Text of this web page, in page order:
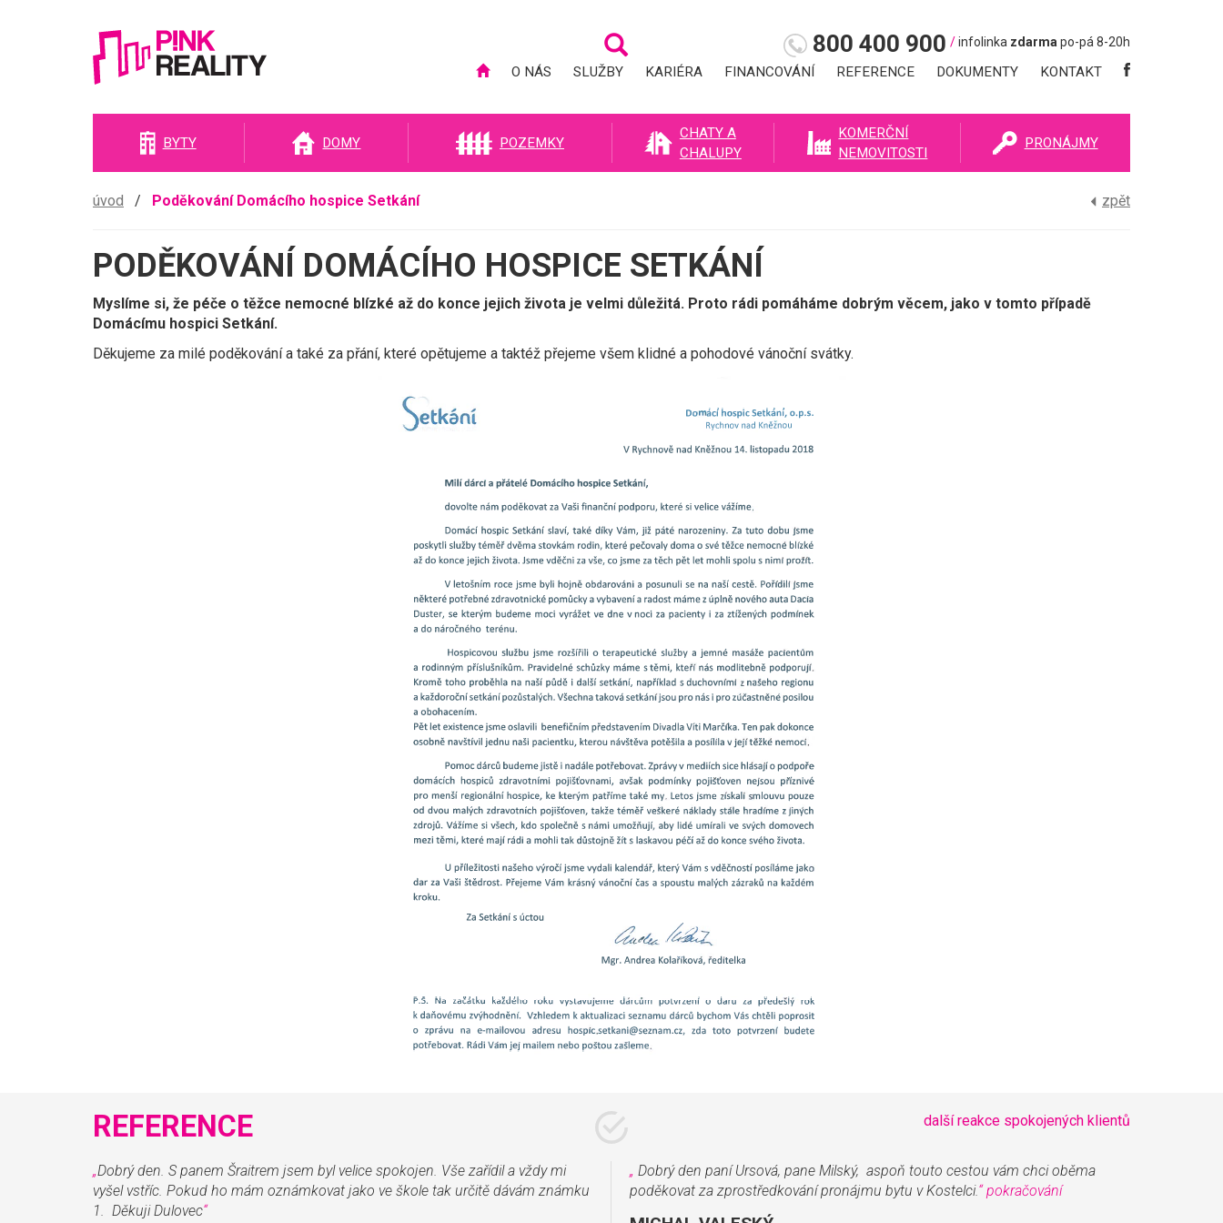
Pink
reality
800 400 900 /infolinka zdarma po-pá 8-20h
O NÁS SLUŽBY KARIÉRA FINANCOVÁNÍ REFERENCE DOKUMENTY KONTAKT
BYTY DOMY POZEMKY
CHATY A
CHALUPY
KOMERČNÍ
NEMOVITOSTI
PRONÁJMY
zpět
úvod / Poděkování Domácího hospice Setkání
PODĚKOVÁNÍ DOMÁCÍHO HOSPICE SETKÁNÍ
Myslíme si, že péče o těžce nemocné blízké až do konce jejich života je velmi důležitá. Proto rádi pomáháme dobrým věcem, jako v tomto případě
Domácímu hospici Setkání.
Děkujeme za milé poděkování a také za přání, které opětujeme a taktéž přejeme všem klidné a pohodové vánoční svátky.
další reakce spokojených klientů
REFERENCE
„Dobrý den. S panem Šraitrem jsem byl velice spokojen. Vše zařídil a vždy mi
vyšel vstříc. Pokud ho mám oznámkovat jako ve škole tak určitě dávám známku
1. Děkuji Dulovec“
„ Dobrý den paní Ursová, pane Milský, aspoň touto cestou vám chci oběma
poděkovat za zprostředkování pronájmu bytu v Kostelci.“ pokračování